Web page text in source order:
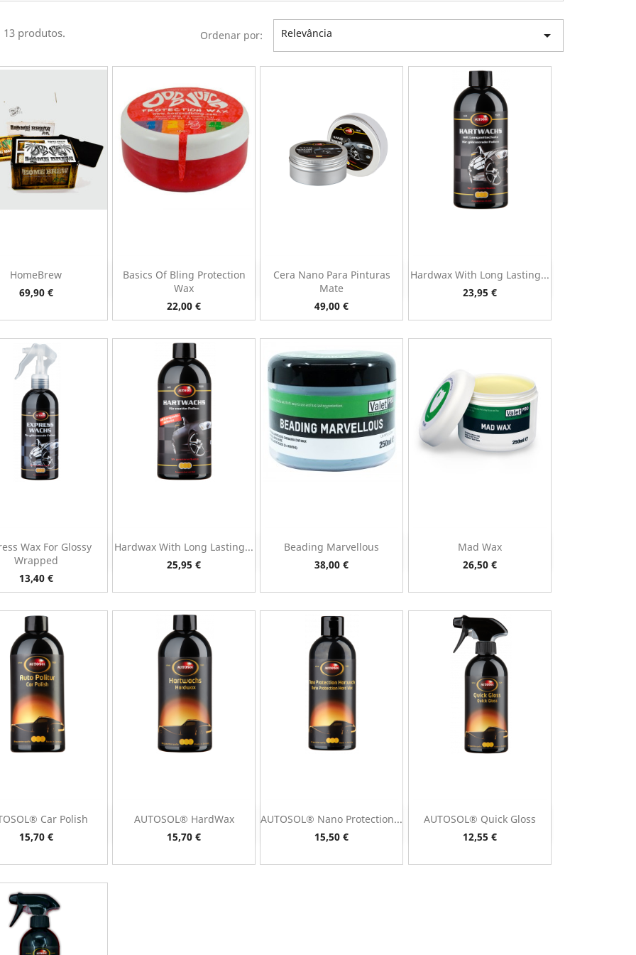
13 produtos. Ordenar por: Relevância 
HomeBrew
Preço
69,90 €
Vista rápida
Basics Of Bling Protection
Wax
Preço
22,00 €
Vista rápida
Cera Nano Para Pinturas
Mate
Preço
49,00 €
Vista rápida
Hardwax With Long Lasting...
Preço
23,95 €
Vista rápida
Wax For Glossy
Wrapped
Preço
13,40 €
Vista rápida
Hardwax With Long Lasting...
Preço
25,95 €
Vista rápida
Beading Marvellous
Preço
38,00 €
Vista rápida
Mad Wax
Preço
26,50 €
Vista rápida
Car Polish
Preço
15,70 €
Vista rápida
AUTOSOL® HardWax
Preço
15,70 €
Vista rápida
AUTOSOL® Nano Protection...
Preço
15,50 €
Vista rápida
AUTOSOL® Quick Gloss
Preço
12,55 €
Vista rápida